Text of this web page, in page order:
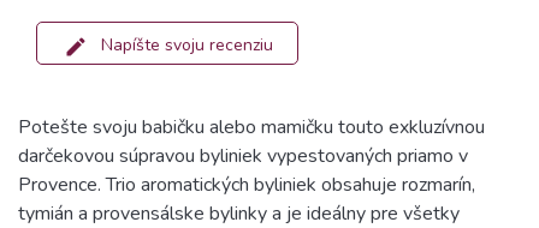
Napíšte svoju recenziu
Potešte svoju babičku alebo mamičku touto exkluzívnou
darčekovou súpravou byliniek vypestovaných priamo v
Provence. Trio aromatických byliniek obsahuje rozmarín,
tymián a provensálske bylinky a je ideálny pre všetky